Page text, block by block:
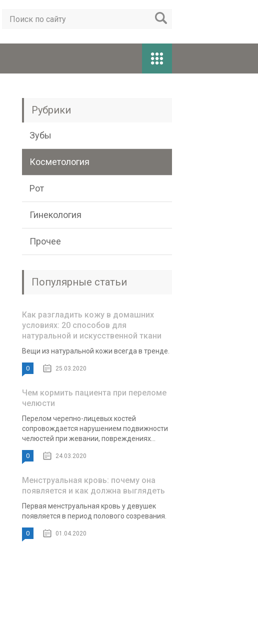
Рубрики
Зубы
Косметология
Рот
Гинекология
Прочее
Популярные статьи
Как разгладить кожу в домашних
условиях: 20 способов для
натуральной и искусственной ткани
Вещи из натуральной кожи всегда в тренде.
0 25.03.2020
Чем кормить пациента при переломе
челюсти
Перелом черепно-лицевых костей
сопровождается нарушением подвижности
челюстей при жевании, повреждениях...
0 24.03.2020
Менструальная кровь: почему она
появляется и как должна выглядеть
Первая менструальная кровь у девушек
появляется в период полового созревания.
0 01.04.2020